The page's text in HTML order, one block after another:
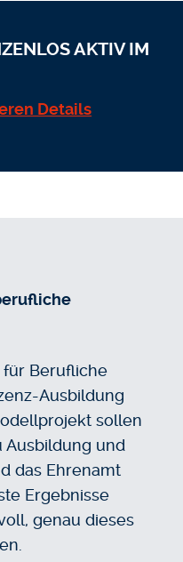
AKTIV IM
Details
für Berufliche
Ausbildung
sollen
Ausbildung und
das Ehrenamt
Ergebnisse
genau dieses